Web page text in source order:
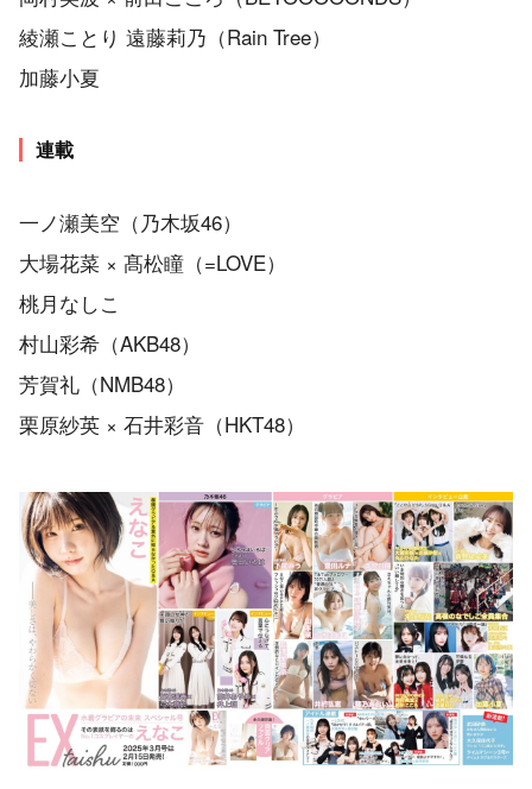
綾瀬ことり 遠藤莉乃（Rain Tree）
加藤小夏
連載
一ノ瀬美空（乃木坂46）
大場花菜 × 髙松瞳（=LOVE）
桃月なしこ
村山彩希（AKB48）
芳賀礼（NMB48）
栗原紗英 × 石井彩音（HKT48）